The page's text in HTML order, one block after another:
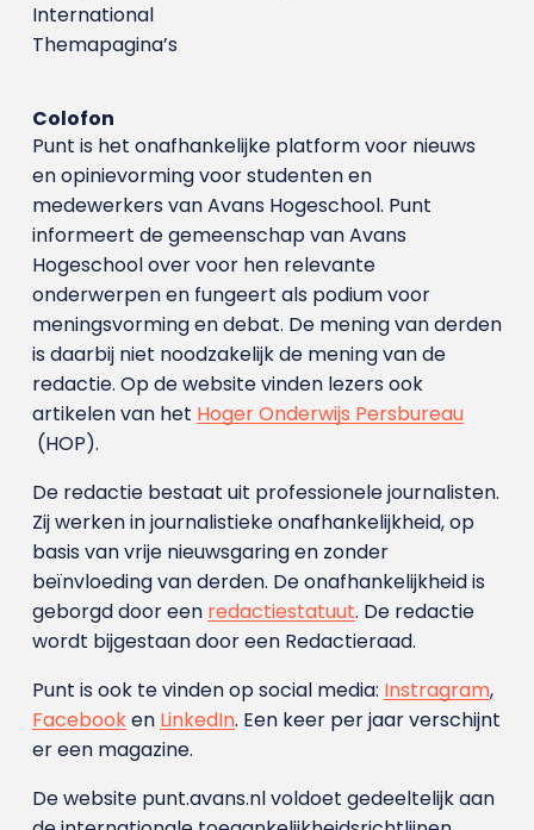
International
Themapagina’s
Colofon
Punt is het onafhankelijke platform voor nieuws
en opinievorming voor studenten en
medewerkers van Avans Hoge­school. Punt
informeert de gemeenschap van Avans
Hogeschool over voor hen relevante
onderwerpen en fungeert als podium voor
meningsvorming en debat. De mening van derden
is daarbij niet noodzakelijk de mening van de
redactie. Op de website vinden lezers ook
artikelen van het Hoger Onderwijs Persbureau
(HOP).
De redactie bestaat uit professionele journalisten.
Zij werken in journalistieke onafhankelijkheid, op
basis van vrije nieuwsgaring en zonder
beïnvloeding van derden. De onafhankelijkheid is
geborgd door een redactiestatuut. De redactie
wordt bijgestaan door een Redactieraad.
Punt is ook te vinden op social media: Instragram,
Facebooken LinkedIn. Een keer per jaar verschijnt
er een magazine.
De website punt.avans.nl voldoet gedeeltelijk aan